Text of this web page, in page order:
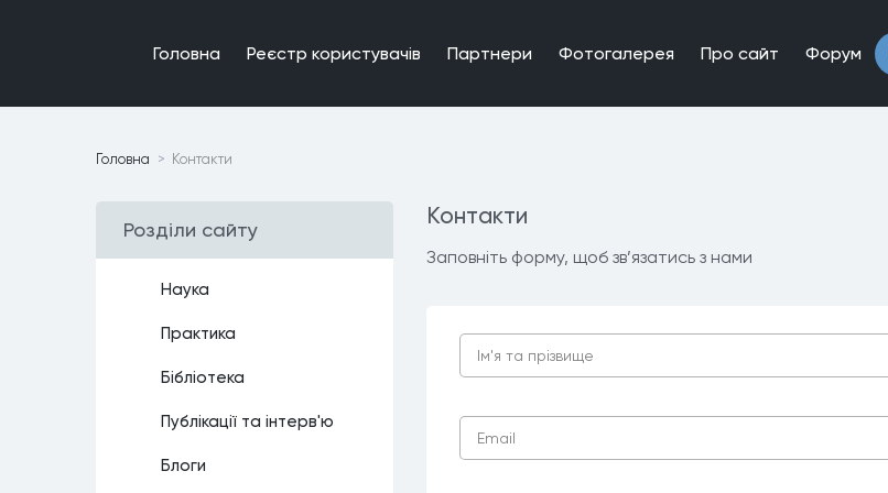
Головна Реєстр користувачiв Партнери Фотогалерея Про сайт Форум
Головна Контакти
Роздiли сайту
Наука
Практика
Бiблiотека
Публiкацiї та iнтерв'ю
Блоги
Контакти
Заповніть форму, щоб зв’язатись з нами